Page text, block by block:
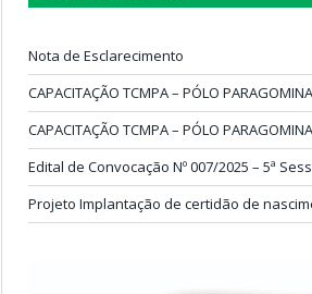
Nota de Esclarecimento
CAPACITAÇÃO TCMPA – PÓLO
CAPACITAÇÃO TCMPA – PÓLO
Edital de Convocação Nº 007/2025 – 5ª
Projeto Implantação de certidão de